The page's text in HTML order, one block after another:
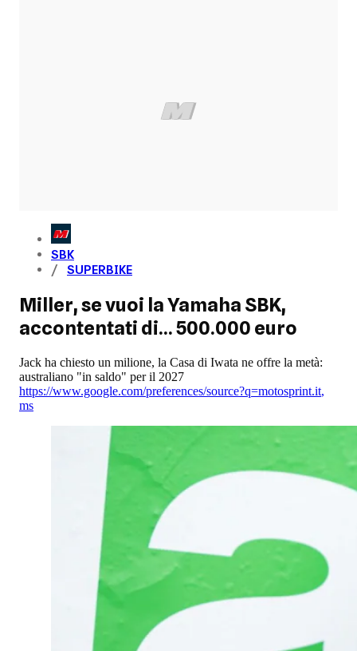
SBK
SUPERBIKE
Miller, se vuoi la Yamaha SBK,
accontentati di... 500.000 euro
Jack ha chiesto un milione, la Casa di Iwata ne offre la metà:
australiano "in saldo" per il 2027
https://www.google.com/preferences/source?q=motosprint.it,
ms